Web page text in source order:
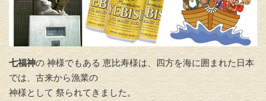
七福神の 神様でもある 恵比寿様は、四方を海に囲まれた日本
では、 古来から漁業の
神様として 祭られてきました。